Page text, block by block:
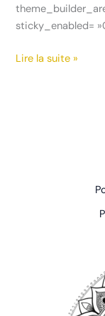
sticky_enabled=
Lire la suite »